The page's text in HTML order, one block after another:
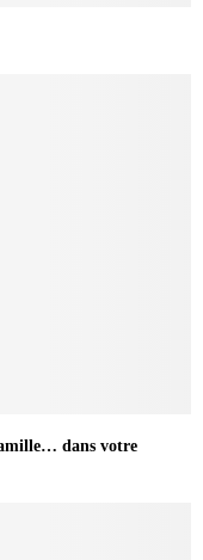
dans votre